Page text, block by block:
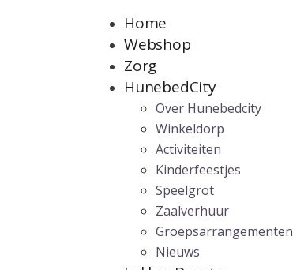
Home
Webshop
Zorg
HunebedCity
Over Hunebedcity
Winkeldorp
Activiteiten
Kinderfeestjes
Speelgrot
Zaalverhuur
Groepsarrangementen
Nieuws